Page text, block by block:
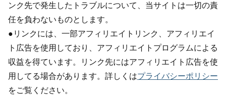
ンク先で発生したトラブルについて、当サイトは一切の責
任を負わないものとします。
●リンクには、一部アフィリエイトリンク、アフィリエイ
ト広告を使用しており、アフィリエイトプログラムによる
収益を得ています。リンク先にはアフィリエイト広告を使
用してる場合があります。詳しくはプライバシーポリシー
をご覧ください。